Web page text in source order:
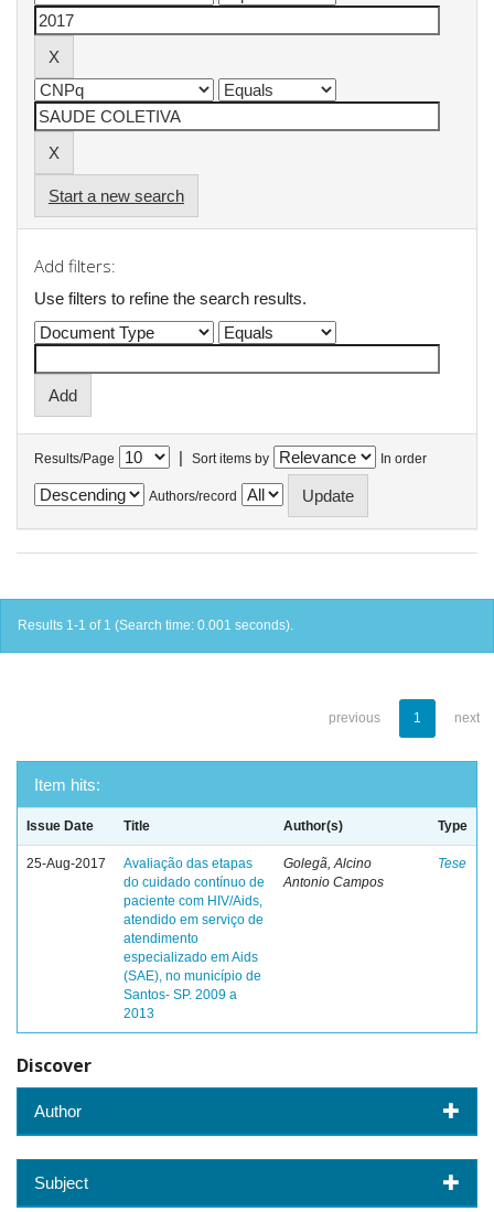
Start a new search
Add filters:
Use filters to refine the search results.
Results/Page | Sort items by In order
Authors/record
Results 1-1 of 1 (Search time: 0.001 seconds).
previous 1 next
Item hits:
Issue Date Title Author(s) Type
25-Aug-2017
Avaliação das etapas
do cuidado contínuo de
paciente com HIV/Aids,
atendido em serviço de
atendimento
especializado em Aids
(SAE), no município de
Santos- SP. 2009 a
2013
Golegã, Alcino
Antonio Campos
Tese
Discover
Author
Subject